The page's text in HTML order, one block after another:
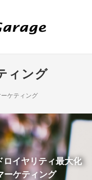
ィング
ケティング
ロイヤリティ最大化
ーケティング